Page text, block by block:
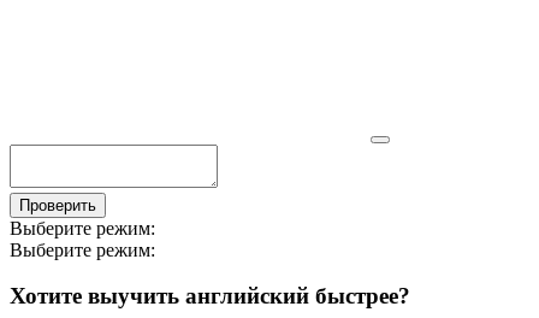
Проверить
Выберите режим:
Выберите режим:
Хотите выучить английский быстрее?